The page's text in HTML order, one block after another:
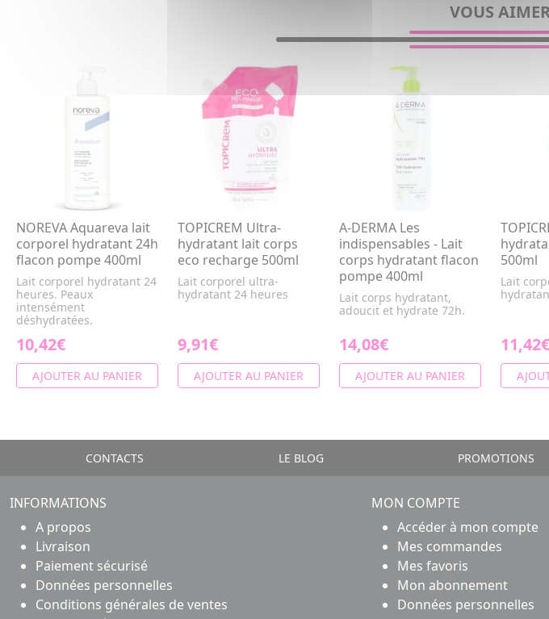
VOUS
NOREVA Aquareva lait
corporel hydratant 24h
flacon pompe 400ml
Lait corporel hydratant 24
heures. Peaux
intensément
déshydratées.
10,42€
AJOUTER AU PANIER
TOPICREM Ultra-
hydratant lait corps
eco recharge 500ml
Lait corporel ultra-
hydratant 24 heures
9,91€
AJOUTER AU PANIER
A-DERMA Les
indispensables - Lait
corps hydratant flacon
pompe 400ml
Lait corps hydratant,
adoucit et hydrate 72h.
14,08€
AJOUTER AU PANIER
500ml
Lait
11,42€
CONTACTS LE BLOG PROMOTIONS
INFORMATIONS
A propos
Livraison
Paiement sécurisé
Données personnelles
Conditions générales de ventes
MON COMPTE
Accéder à mon compte
Mes commandes
Mes favoris
Mon abonnement
Données personnelles